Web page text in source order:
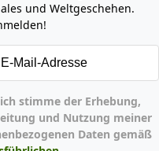
und Weltgeschehen.
und Nutzung meiner
Daten gemäß